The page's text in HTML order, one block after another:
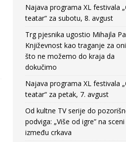
Najava programa XL festivala
teatar“ za subotu, 8. avgust
Trg pjesnika ugostio Mihajla
Književnost kao traganje za
što ne možemo do kraja da
dokučimo
Najava programa XL festivala
teatar“ za petak, 7. avgust
Od kultne TV serije do
podviga: „Više od igre” na sceni
između crkava